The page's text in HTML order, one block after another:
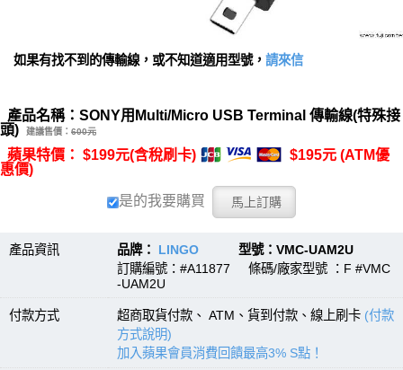
如果有找不到的傳輸線，或不知道適用型號， 請來信
產品名稱：SONY用Multi/Micro USB Terminal 傳輸線(特殊接
頭)
建議售價： 600元
蘋果特價： $199元(含稅刷卡)
$195元 (ATM優
惠價)
是的我要購買
產品資訊 品牌： LINGO 型號：VMC‐UAM2U
訂購編號：#A11877 條碼/廠家型號 ：F #VMC
‐UAM2U
付款方式 超商取貨付款、 ATM、貨到付款、線上刷卡 (付款
方式說明)
加入蘋果會員消費回饋最高3% S點！